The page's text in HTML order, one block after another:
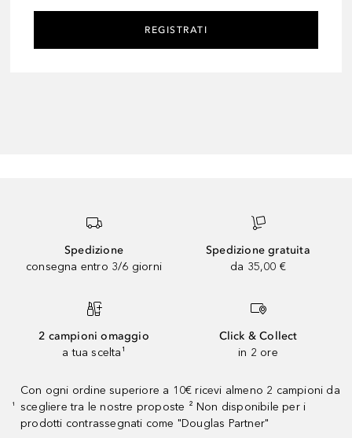
REGISTRATI
Spedizione
consegna entro 3/6 giorni
Spedizione gratuita
da 35,00 €
2 campioni omaggio
a tua scelta¹
Click & Collect
in 2 ore
¹
Con ogni ordine superiore a 10€ ricevi almeno 2 campioni da
scegliere tra le nostre proposte ² Non disponibile per i
prodotti contrassegnati come "Douglas Partner"